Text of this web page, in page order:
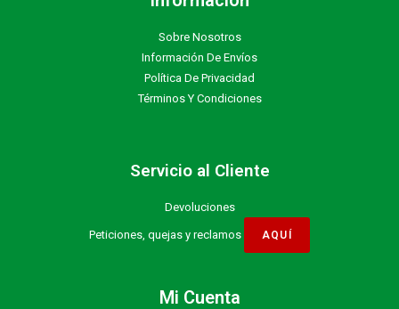
Sobre Nosotros
Información De Envíos
Política De Privacidad
Términos Y Condiciones
Servicio al Cliente
Devoluciones
Peticiones, quejas y reclamos
Mi Cuenta